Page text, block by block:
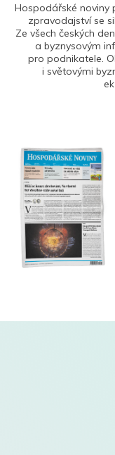
Hospodářské noviny
zpravodajství se
Ze všech českých
a byznysovým
pro podnikatele.
i světovými